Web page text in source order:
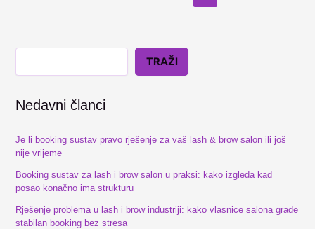
TRAŽI
Nedavni članci
Je li booking sustav pravo rješenje za vaš lash & brow salon ili još
nije vrijeme
Booking sustav za lash i brow salon u praksi: kako izgleda kad
posao konačno ima strukturu
Rješenje problema u lash i brow industriji: kako vlasnice salona grade
stabilan booking bez stresa